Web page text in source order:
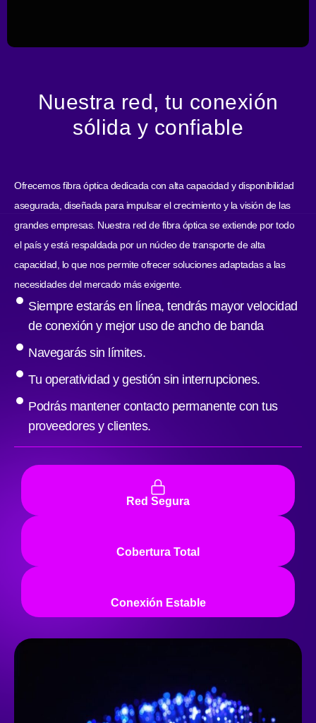
Nuestra red, tu conexión
sólida y confiable
Ofrecemos fibra óptica dedicada con alta capacidad y disponibilidad
asegurada, diseñada para impulsar el crecimiento y la visión de las
grandes empresas. Nuestra red de fibra óptica se extiende por todo
el país y está respaldada por un núcleo de transporte de alta
capacidad, lo que nos permite ofrecer soluciones adaptadas a las
necesidades del mercado más exigente.
Siempre estarás en línea, tendrás mayor velocidad
de conexión y mejor uso de ancho de banda
Navegarás sin límites.
Tu operatividad y gestión sin interrupciones.
Podrás mantener contacto permanente con tus
proveedores y clientes.
Red Segura
Cobertura Total
Conexión Estable